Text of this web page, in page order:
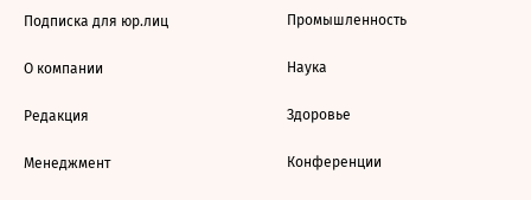
Подписка для юр.лиц
О компании
Редакция
Менеджмент
Промышленность
Наука
Здоровье
Конференции